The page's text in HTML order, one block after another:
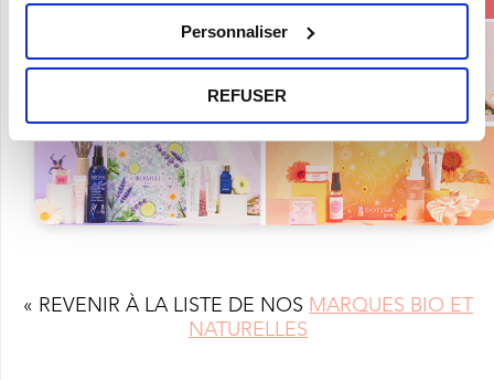
Personnaliser
REFUSER
« REVENIR À LA LISTE DE NOS MARQUES BIO ET
NATURELLES